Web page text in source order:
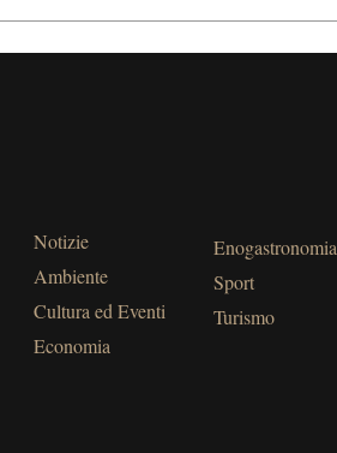
Notizie
Ambiente
Cultura ed Eventi
Economia
Enogastronomia
Sport
Turismo